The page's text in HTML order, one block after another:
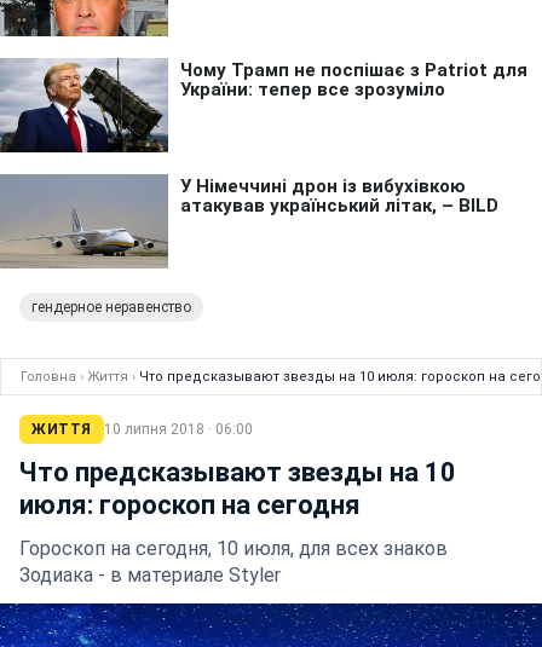
гендерное неравенство
Головна › Життя › Что предсказывают звезды на 10 июля: гороскоп на
ЖИТТЯ 10 липня 2018 · 06:00
Что предсказывают звезды на 10
июля: гороскоп на сегодня
Гороскоп на сегодня, 10 июля, для всех знаков
Зодиака - в материале Styler